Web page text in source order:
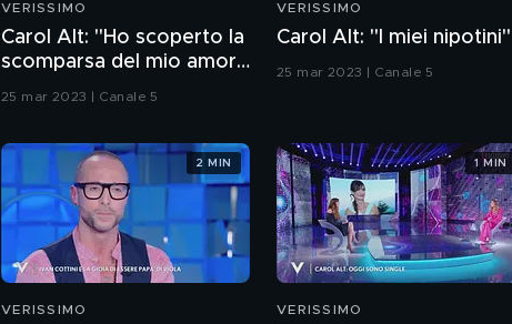
VERISSIMO
Carol Alt: "Ho scoperto la
scomparsa del mio amore
Senna in tv"
25 mar 2023 | Canale 5
VERISSIMO
Carol Alt: "I miei nipotini"
25 mar 2023 | Canale 5
VERISSIMO
2 MIN
VERISSIMO
1 MIN